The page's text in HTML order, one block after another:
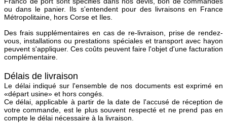
ou dans le panier. Ils s'entendent pour des livraisons en France
Métropolitaine, hors Corse et Iles.
Des frais supplémentaires en cas de re-livraison, prise de rendez-
vous, installations ou prestations spéciales et transport avec hayon
peuvent s'appliquer. Ces coûts peuvent faire l'objet d'une facturation
complémentaire.
Délais de livraison
Le délai indiqué sur l'ensemble de nos documents est exprimé en
«départ usine» et hors congés.
Ce délai, applicable à partir de la date de l'accusé de réception de
votre commande, est le plus souvent respecté et ne prend pas en
compte le délai nécessaire à la livraison.